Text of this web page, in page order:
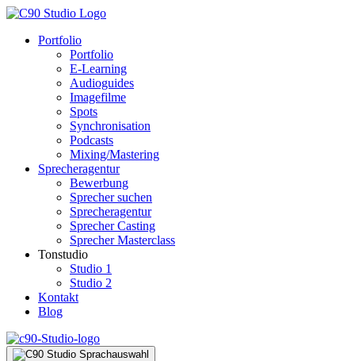
Portfolio
Portfolio
E-Learning
Audioguides
Imagefilme
Spots
Synchronisation
Podcasts
Mixing/Mastering
Sprecheragentur
Bewerbung
Sprecher suchen
Sprecheragentur
Sprecher Casting
Sprecher Masterclass
Tonstudio
Studio 1
Studio 2
Kontakt
Blog